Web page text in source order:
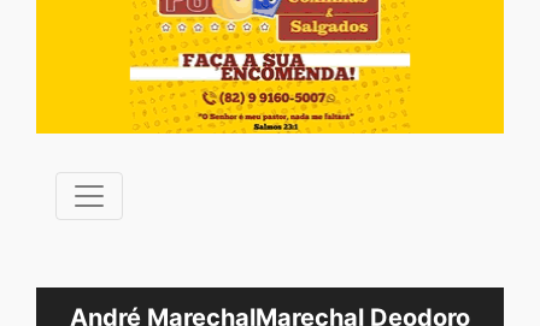
André MarechalMarechal Deodoro